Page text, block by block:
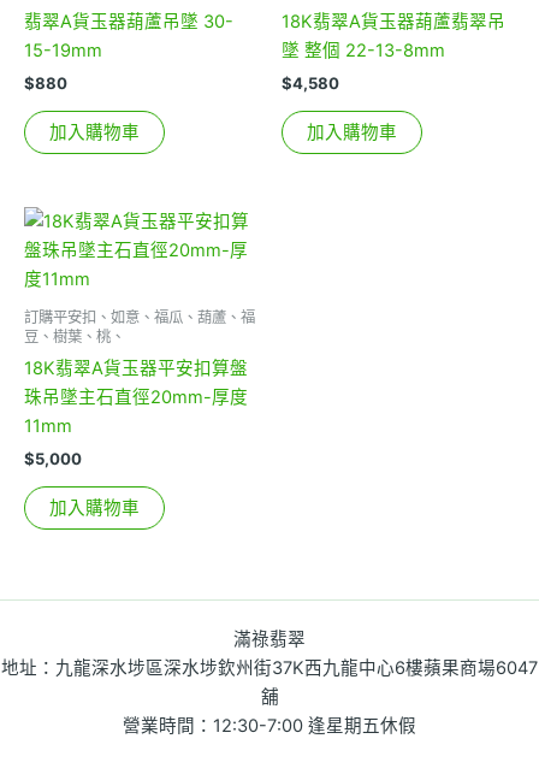
翡翠A貨玉器葫蘆吊墜 30-
15-19mm
$880
加入購物車
18K翡翠A貨玉器葫蘆翡翠吊
墜 整個 22-13-8mm
$4,580
加入購物車
訂購平安扣、如意、福瓜、葫蘆、福
豆、樹葉、桃、
18K翡翠A貨玉器平安扣算盤
珠吊墜主石直徑20mm-厚度
11mm
$5,000
加入購物車
滿祿翡翠
地址：九龍深水埗區深水埗欽州街37K西九龍中心6樓蘋果商場6047
舖
營業時間：12:30-7:00 逢星期五休假